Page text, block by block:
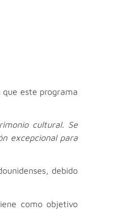
este programa
cultural. Se
excepcional para
debido
como objetivo